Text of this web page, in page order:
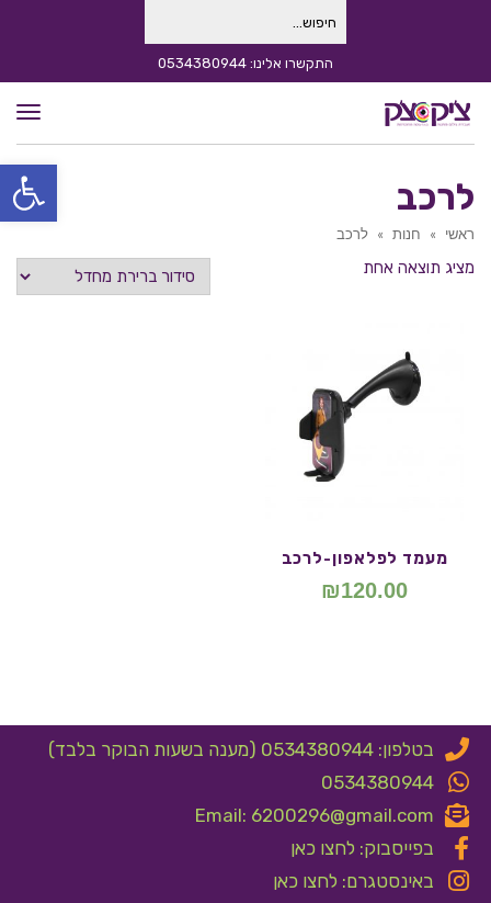
פתח
עבור: התקשרו אלינו: 0534380944
לרכב
ראשי » חנות » לרכב
מציג תוצאה אחת
מעמד לפלאפון-לרכב
₪120.00
בטלפון: 0534380944 (מענה בשעות הבוקר בלבד)
0534380944
Email: 6200296@gmail.com
בפייסבוק: לחצו כאן
באינסטגרם: לחצו כאן